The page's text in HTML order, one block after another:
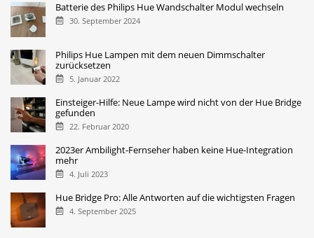
Batterie des Philips Hue Wandschalter Modul wechseln
30. September 2024
Philips Hue Lampen mit dem neuen Dimmschalter
zurücksetzen
5. Januar 2022
Einsteiger-Hilfe: Neue Lampe wird nicht von der Hue Bridge
gefunden
22. Februar 2020
2023er Ambilight-Fernseher haben keine Hue-Integration
mehr
4. Juli 2023
Hue Bridge Pro: Alle Antworten auf die wichtigsten Fragen
4. September 2025